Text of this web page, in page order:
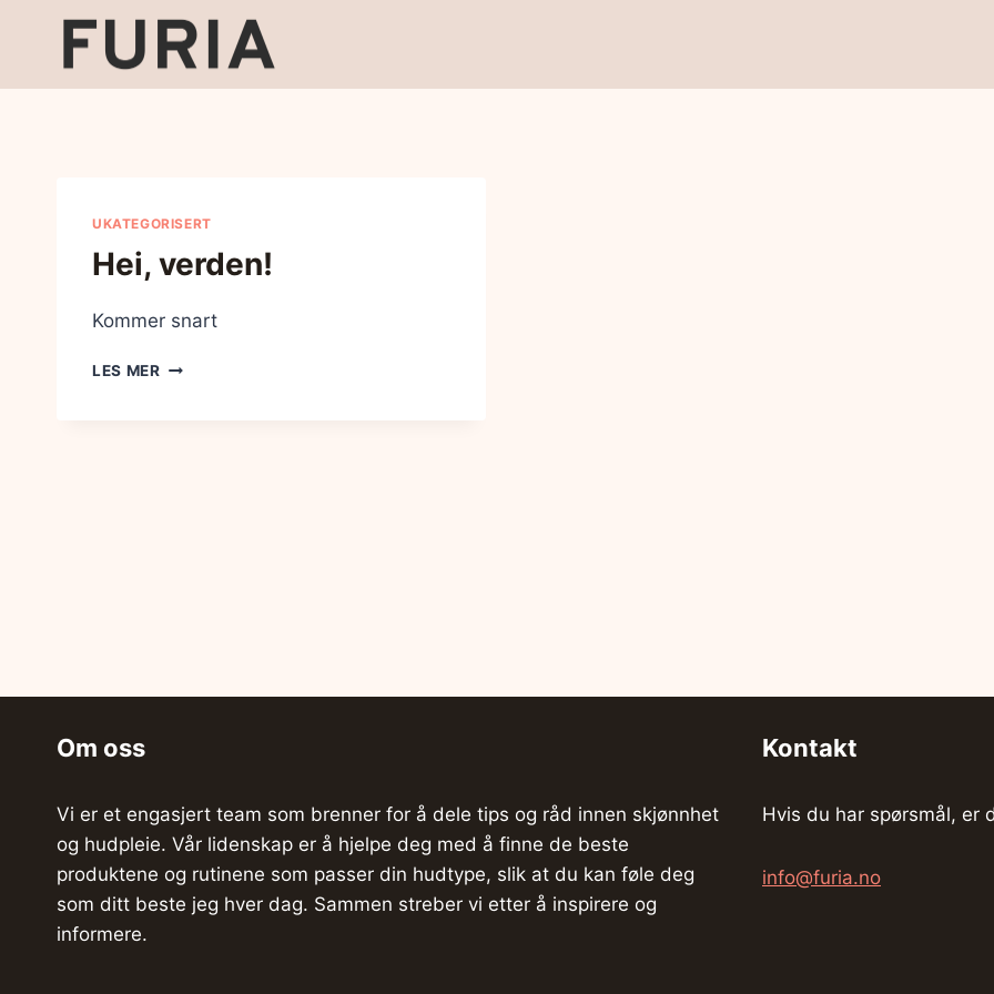
UKATEGORISERT
Hei, verden!
Kommer snart
LES MER
Om oss
Vi er et engasjert team som brenner for å dele tips og råd innen skjønnhet
og hudpleie. Vår lidenskap er å hjelpe deg med å finne de beste
produktene og rutinene som passer din hudtype, slik at du kan føle deg
som ditt beste jeg hver dag. Sammen streber vi etter å inspirere og
informere.
Kontakt
Hvis du har spørsmål, er
info@furia.no